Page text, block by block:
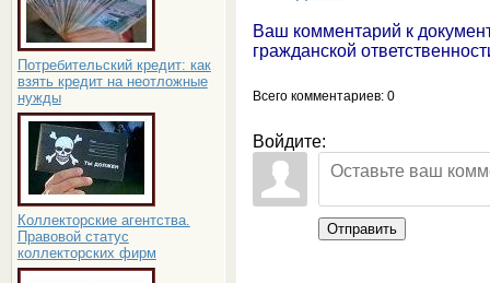
Потребительский кредит: как
взять кредит на неотложные
нужды
Коллекторские агентства.
Правовой статус
коллекторских фирм
Ваш комментарий к
гражданской
Всего комментариев: 0
Войдите:
Отправить